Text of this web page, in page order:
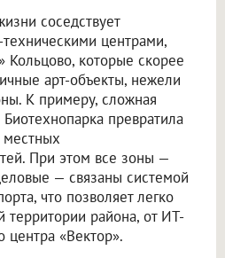
соседствует
центрами,
которые скорее
арт-объекты, нежели
К примеру, сложная
превратила
местных
При этом все зоны —
— связаны системой
что позволяет легко
территории района, от ИТ-
центра «Вектор».